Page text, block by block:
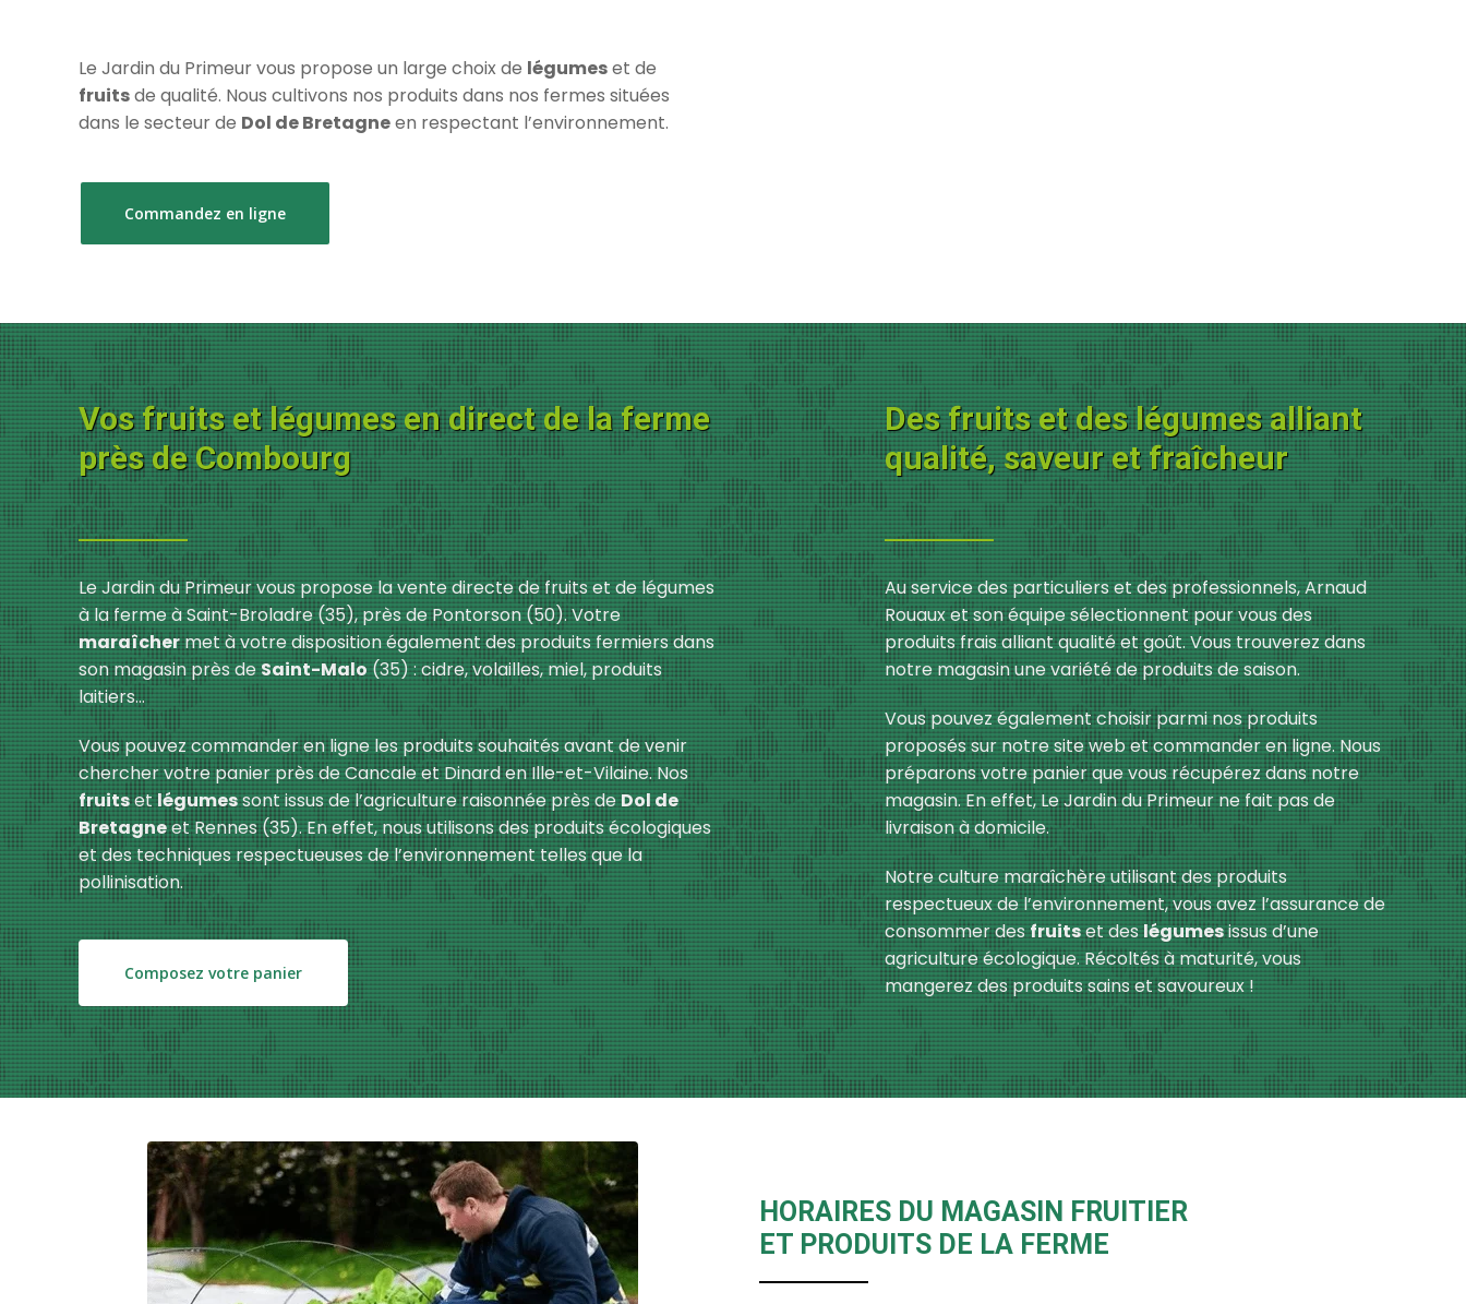
Le Jardin du Primeur vous propose un large choix de légumeset de
fruitsde qualité. Nous cultivons nos produits dans nos fermes situées
dans le secteur de Dol de Bretagneen respectant l’environnement.
Commandez en ligne
Vos fruits et légumes en direct de la ferme
près de Combourg
Le Jardin du Primeur vous propose la vente directe de fruits et de légumes
à la ferme à Saint-Broladre (35), près de Pontorson (50). Votre
maraîchermet à votre disposition également des produits fermiers dans
son magasin près deSaint-Malo(35) : cidre, volailles, miel, produits
laitiers…
Vous pouvez commander en ligne les produits souhaités avant de venir
chercher votre panier près de Cancale et Dinard en Ille-et-Vilaine. Nos
fruitsetlégumessont issus de l’agriculture raisonnée près deDol de
Bretagneet Rennes (35). En effet, nous utilisons des produits écologiques
et des techniques respectueuses de l’environnement telles que la
pollinisation.
Composez votre panier
Des fruits et des légumes alliant
qualité, saveur et fraîcheur
Au service des particuliers et des professionnels, Arnaud
Rouaux et son équipe sélectionnent pour vous des
produits frais alliant qualité et goût. Vous trouverez dans
notre magasin une variété de produits de saison.
Vous pouvez également choisir parmi nos produits
proposés sur notre site web et commander en ligne. Nous
préparons votre panier que vous récupérez dans notre
magasin. En effet, Le Jardin du Primeur ne fait pas de
livraison à domicile.
Notre culture maraîchère utilisant des produits
respectueux de l’environnement, vous avez l’assurance de
consommer desfruitset deslégumesissus d’une
agriculture écologique. Récoltés à maturité, vous
mangerez des produits sains et savoureux !
HORAIRES DU MAGASIN FRUITIER
ET PRODUITS DE LA FERME